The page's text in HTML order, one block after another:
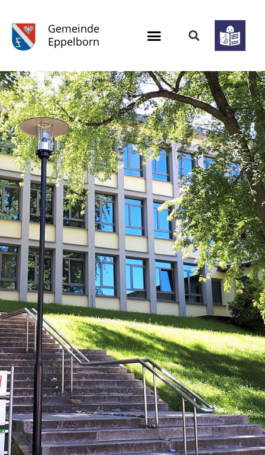
Gemeinde
Eppelborn